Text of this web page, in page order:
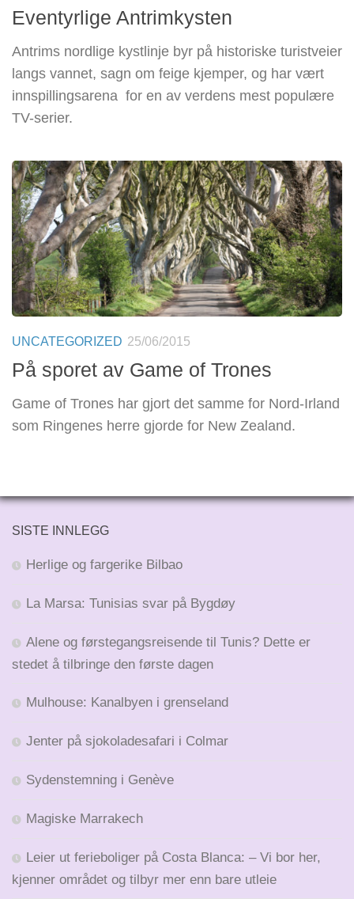
Eventyrlige Antrimkysten
Antrims nordlige kystlinje byr på historiske turistveier
langs vannet, sagn om feige kjemper, og har vært
innspillingsarena for en av verdens mest populære
TV-serier.
UNCATEGORIZED 25/06/2015
På sporet av Game of Trones
Game of Trones har gjort det samme for Nord-Irland
som Ringenes herre gjorde for New Zealand.
SISTE INNLEGG
Herlige og fargerike Bilbao
La Marsa: Tunisias svar på Bygdøy
Alene og førstegangsreisende til Tunis? Dette er
stedet å tilbringe den første dagen
Mulhouse: Kanalbyen i grenseland
Jenter på sjokoladesafari i Colmar
Sydenstemning i Genève
Magiske Marrakech
Leier ut ferieboliger på Costa Blanca: – Vi bor her,
kjenner området og tilbyr mer enn bare utleie